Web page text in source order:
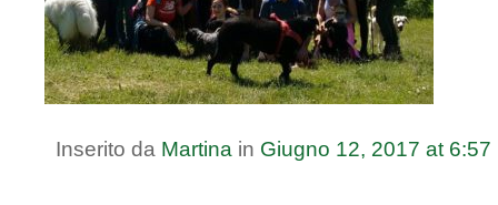
Inserito da Martina in Giugno 12, 2017 at 6:57